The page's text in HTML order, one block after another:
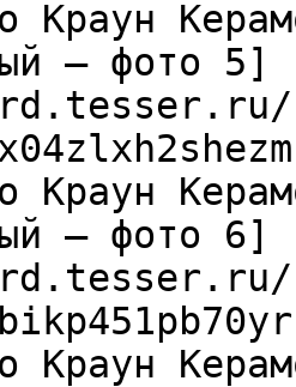
Краун
— фото 5]
Краун
— фото 6]
Краун